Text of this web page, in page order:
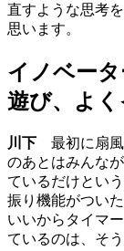
直すような思考
思います。
イノベー
遊び、よく
川下 最初に扇風
のあとはみんな
ているだけとい
振り機能がつい
いいからタイマ
ているのは、そ